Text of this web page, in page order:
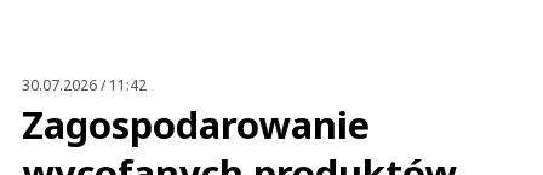
30.07.2026 / 11:42
Zagospodarowanie